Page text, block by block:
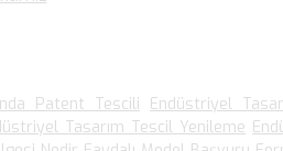
Patent Tescili Endüstriyel
Tasarım Tescil Yenileme